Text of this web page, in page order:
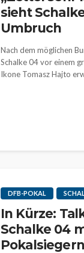
sieht
Umbruch
Nach dem möglichen
Schalke 04 vor einem
Ikone Tomasz Hajto
DFB-POKAL
In Kürze:
Schalke 04